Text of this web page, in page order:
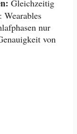
Gleichzeitig
Wearables
nur
von